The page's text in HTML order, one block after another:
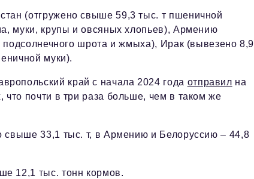
(отгружено свыше 59,3 тыс. т пшеничной
муки, крупы и овсяных хлопьев), Армению
шрота и жмыха), Ирак (вывезено 8,9
муки).
край с начала 2024 года отправил на
почти в три раза больше, чем в таком же
свыше 33,1 тыс. т, в Армению и Белоруссию – 44,8
12,1 тыс. тонн кормов.